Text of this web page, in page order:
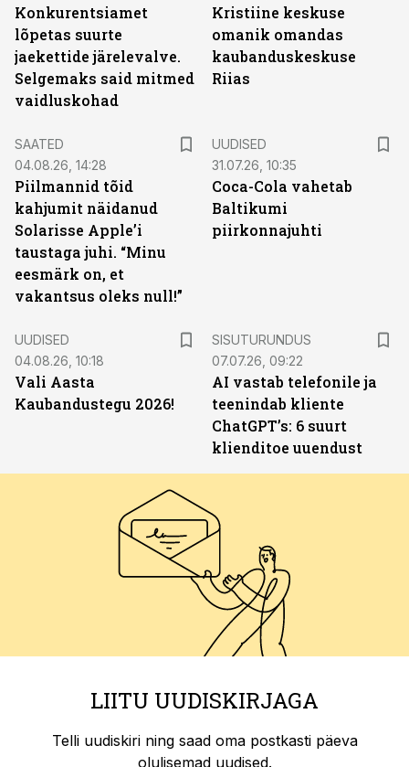
Konkurentsiamet
lõpetas suurte
jaekettide järelevalve.
Selgemaks said mitmed
vaidluskohad
Kristiine keskuse
omanik omandas
kaubanduskeskuse
Riias
SAATED
04.08.26, 14:28
Piilmannid tõid
kahjumit näidanud
Solarisse Apple’i
taustaga juhi. “Minu
eesmärk on, et
vakantsus oleks null!”
UUDISED
31.07.26, 10:35
Coca-Cola vahetab
Baltikumi
piirkonnajuhti
UUDISED
04.08.26, 10:18
Vali Aasta
Kaubandustegu 2026!
SISUTURUNDUS
07.07.26, 09:22
AI vastab telefonile ja
teenindab kliente
ChatGPT’s: 6 suurt
klienditoe uuendust
LIITU UUDISKIRJAGA
Telli uudiskiri ning saad oma postkasti päeva
olulisemad uudised.